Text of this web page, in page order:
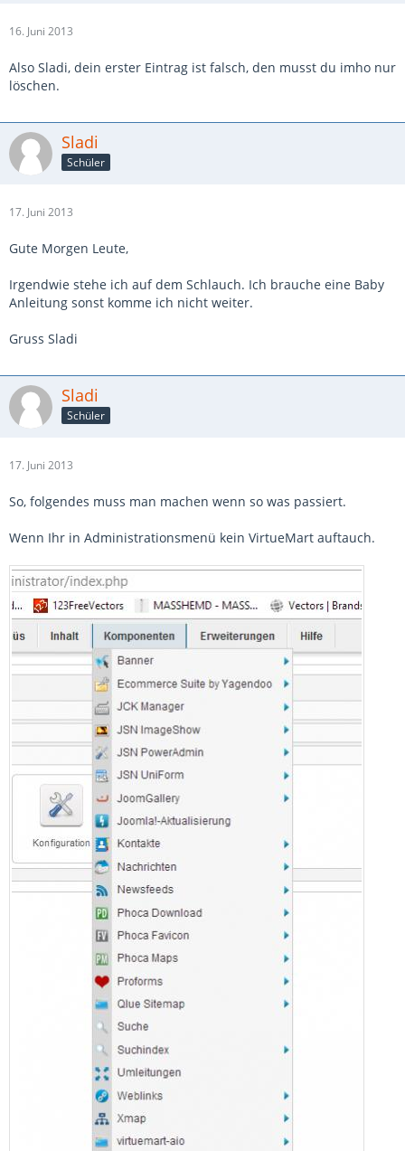
16. Juni 2013
Also Sladi, dein erster Eintrag ist falsch, den musst du imho nur
löschen.
Sladi
Schüler
17. Juni 2013
Gute Morgen Leute,
Irgendwie stehe ich auf dem Schlauch. Ich brauche eine Baby
Anleitung sonst komme ich nicht weiter.
Gruss Sladi
Sladi
Schüler
17. Juni 2013
So, folgendes muss man machen wenn so was passiert.
Wenn Ihr in Administrationsmenü kein VirtueMart auftauch.